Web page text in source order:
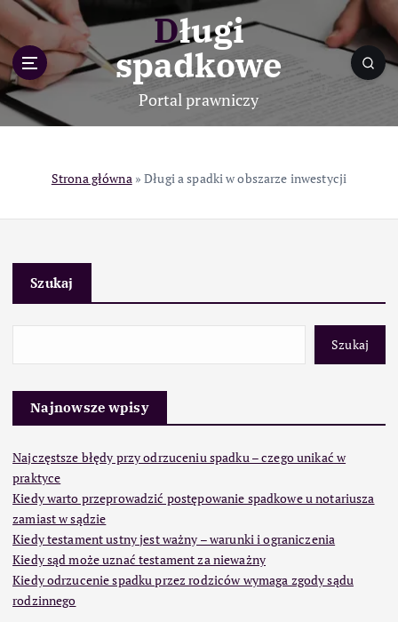
p
o
c
Długi
spadkowe
Portal prawniczy
Strona główna»Długi a spadki w obszarze inwestycji
Szukaj
Szukaj
Najnowsze wpisy
Najczęstsze błędy przy odrzuceniu spadku – czego unikać w
praktyce
Kiedy warto przeprowadzić postępowanie spadkowe u notariusza
zamiast w sądzie
Kiedy testament ustny jest ważny – warunki i ograniczenia
Kiedy sąd może uznać testament za nieważny
Kiedy odrzucenie spadku przez rodziców wymaga zgody sądu
rodzinnego